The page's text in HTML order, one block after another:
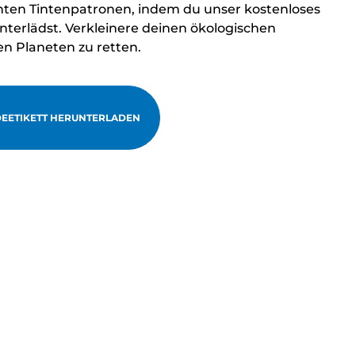
Tintenpatronen, indem du unser kostenloses
Verkleinere deinen ökologischen
Planeten zu retten.
HERUNTERLADEN